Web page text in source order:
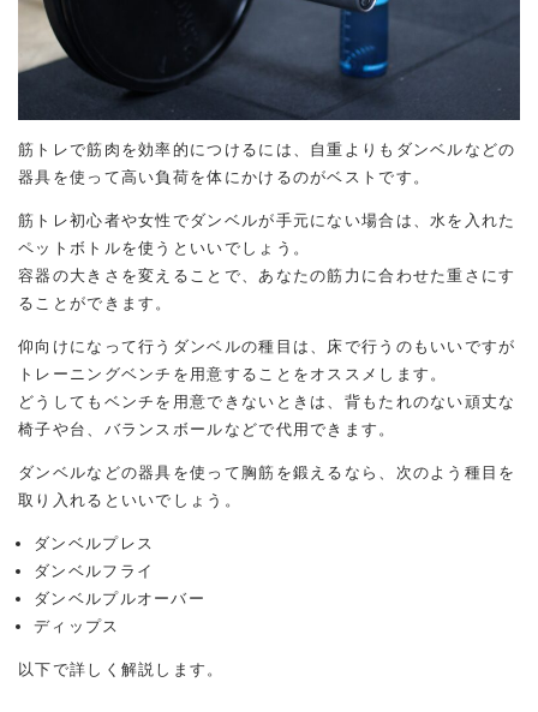
筋トレで筋肉を効率的につけるには、自重よりもダンベルなどの
器具を使って高い負荷を体にかけるのがベストです。
筋トレ初心者や女性でダンベルが手元にない場合は、水を入れた
ペットボトルを使うといいでしょう。
容器の大きさを変えることで、あなたの筋力に合わせた重さにす
ることができます。
仰向けになって行うダンベルの種目は、床で行うのもいいですが
トレーニングベンチを用意することをオススメします。
どうしてもベンチを用意できないときは、背もたれのない頑丈な
椅子や台、バランスボールなどで代用できます。
ダンベルなどの器具を使って胸筋を鍛えるなら、次のよう種目を
取り入れるといいでしょう。
ダンベルプレス
ダンベルフライ
ダンベルプルオーバー
ディップス
以下で詳しく解説します。